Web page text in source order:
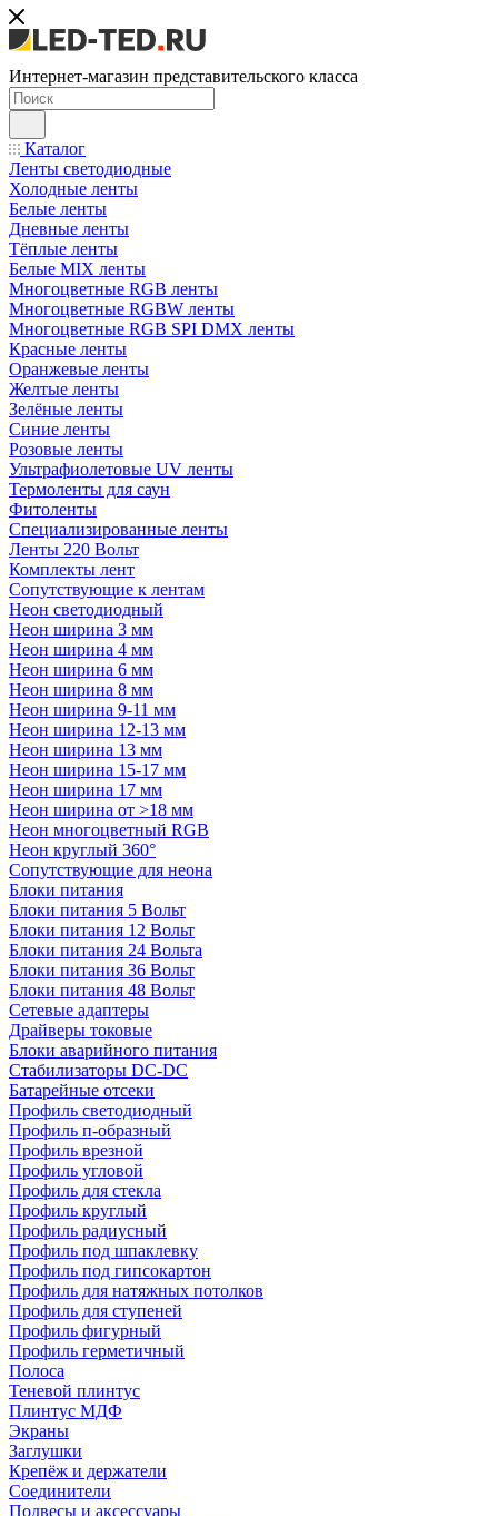
Интернет-магазин представительского класса
Каталог
Ленты светодиодные
Холодные ленты
Белые ленты
Дневные ленты
Тёплые ленты
Белые MIX ленты
Многоцветные RGB ленты
Многоцветные RGBW ленты
Многоцветные RGB SPI DMX ленты
Красные ленты
Оранжевые ленты
Желтые ленты
Зелёные ленты
Синие ленты
Розовые ленты
Ультрафиолетовые UV ленты
Термоленты для саун
Фитоленты
Специализированные ленты
Ленты 220 Вольт
Комплекты лент
Сопутствующие к лентам
Неон светодиодный
Неон ширина 3 мм
Неон ширина 4 мм
Неон ширина 6 мм
Неон ширина 8 мм
Неон ширина 9-11 мм
Неон ширина 12-13 мм
Неон ширина 13 мм
Неон ширина 15-17 мм
Неон ширина 17 мм
Неон ширина от >18 мм
Неон многоцветный RGB
Неон круглый 360°
Сопутствующие для неона
Блоки питания
Блоки питания 5 Вольт
Блоки питания 12 Вольт
Блоки питания 24 Вольта
Блоки питания 36 Вольт
Блоки питания 48 Вольт
Сетевые адаптеры
Драйверы токовые
Блоки аварийного питания
Стабилизаторы DC-DC
Батарейные отсеки
Профиль светодиодный
Профиль п-образный
Профиль врезной
Профиль угловой
Профиль для стекла
Профиль круглый
Профиль радиусный
Профиль под шпаклевку
Профиль под гипсокартон
Профиль для натяжных потолков
Профиль для ступеней
Профиль фигурный
Профиль герметичный
Полоса
Теневой плинтус
Плинтус МДФ
Экраны
Заглушки
Крепёж и держатели
Соединители
Подвесы и аксессуары